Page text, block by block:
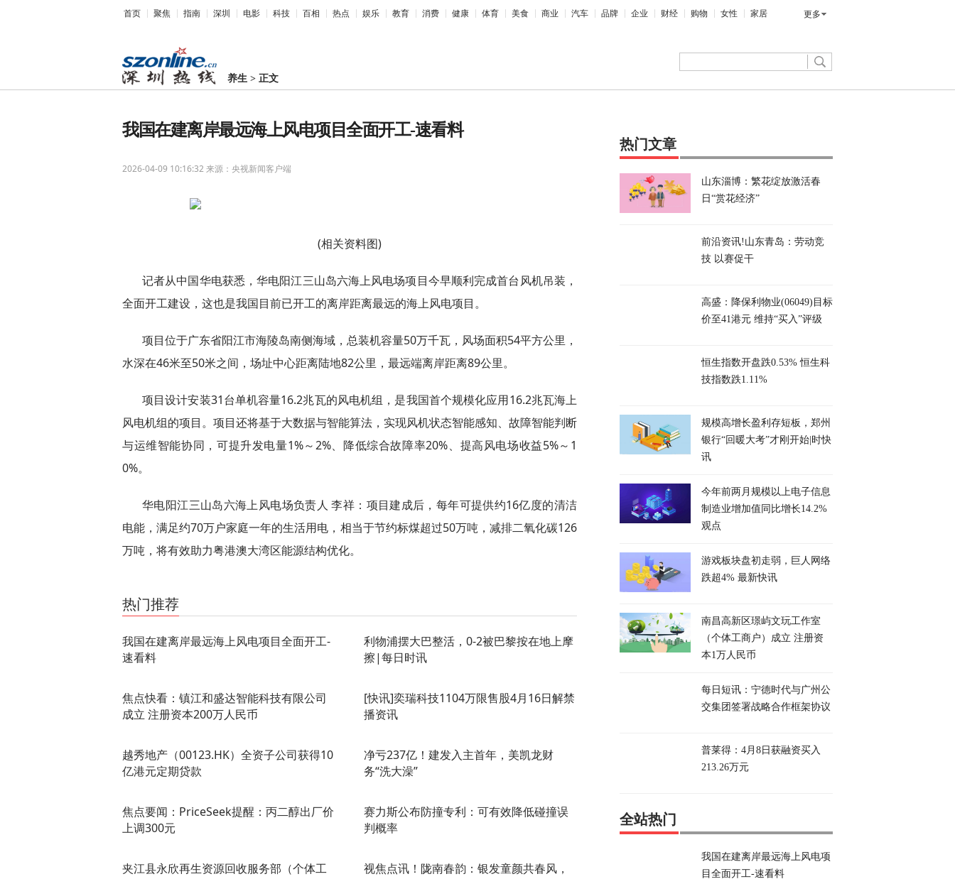
首页 聚焦 指南 深圳 电影 科技 百相 热点 娱乐 教育 消费 健康 体育 美食 商业 汽车 品牌 企业 财经 购物 女性 家居 更多
养生 >正文
我国在建离岸最远海上风电项目全面开工-速看料
2026-04-09 10:16:32 来源：央视新闻客户端
(相关资料图)
记者从中国华电获悉，华电阳江三山岛六海上风电场项目今早顺利完成首台风机吊装，
全面开工建设，这也是我国目前已开工的离岸距离最远的海上风电项目。
项目位于广东省阳江市海陵岛南侧海域，总装机容量50万千瓦，风场面积54平方公里，
水深在46米至50米之间，场址中心距离陆地82公里，最远端离岸距离89公里。
项目设计安装31台单机容量16.2兆瓦的风电机组，是我国首个规模化应用16.2兆瓦海上
风电机组的项目。项目还将基于大数据与智能算法，实现风机状态智能感知、故障智能判断
与运维智能协同，可提升发电量1%～2%、降低综合故障率20%、提高风电场收益5%～1
0%。
华电阳江三山岛六海上风电场负责人 李祥：项目建成后，每年可提供约16亿度的清洁
电能，满足约70万户家庭一年的生活用电，相当于节约标煤超过50万吨，减排二氧化碳126
万吨，将有效助力粤港澳大湾区能源结构优化。
热门推荐
我国在建离岸最远海上风电项目全面开工-
速看料
利物浦摆大巴整活，0-2被巴黎按在地上摩
擦|每日时讯
焦点快看：镇江和盛达智能科技有限公司
成立 注册资本200万人民币
[快讯]奕瑞科技1104万限售股4月16日解禁
播资讯
越秀地产（00123.HK）全资子公司获得10
亿港元定期贷款
净亏237亿！建发入主首年，美凯龙财
务“洗大澡”
焦点要闻：PriceSeek提醒：丙二醇出厂价
上调300元
赛力斯公布防撞专利：可有效降低碰撞误
判概率
夹江县永欣再生资源回收服务部（个体工
视焦点讯！陇南春韵：银发童颜共春风，
热门文章
山东淄博：繁花绽放激活春
日“赏花经济”
前沿资讯!山东青岛：劳动竞
技 以赛促干
高盛：降保利物业(06049)目标
价至41港元 维持“买入”评级
恒生指数开盘跌0.53% 恒生科
技指数跌1.11%
规模高增长盈利存短板，郑州
银行“回暖大考”才刚开始|时快
讯
今年前两月规模以上电子信息
制造业增加值同比增长14.2%
观点
游戏板块盘初走弱，巨人网络
跌超4% 最新快讯
南昌高新区璟屿文玩工作室
（个体工商户）成立 注册资
本1万人民币
每日短讯：宁德时代与广州公
交集团签署战略合作框架协议
普莱得：4月8日获融资买入
213.26万元
全站热门
我国在建离岸最远海上风电项
目全面开工-速看料